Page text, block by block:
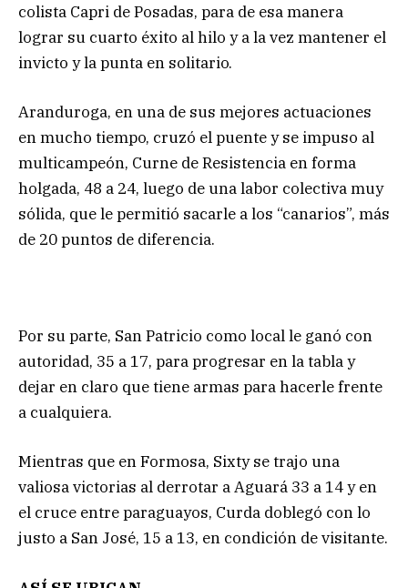
colista Capri de Posadas, para de esa manera
lograr su cuarto éxito al hilo y a la vez mantener el
invicto y la punta en solitario.
Aranduroga, en una de sus mejores actuaciones
en mucho tiempo, cruzó el puente y se impuso al
multicampeón, Curne de Resistencia en forma
holgada, 48 a 24, luego de una labor colectiva muy
sólida, que le permitió sacarle a los “canarios”, más
de 20 puntos de diferencia.
Por su parte, San Patricio como local le ganó con
autoridad, 35 a 17, para progresar en la tabla y
dejar en claro que tiene armas para hacerle frente
a cualquiera.
Mientras que en Formosa, Sixty se trajo una
valiosa victorias al derrotar a Aguará 33 a 14 y en
el cruce entre paraguayos, Curda doblegó con lo
justo a San José, 15 a 13, en condición de visitante.